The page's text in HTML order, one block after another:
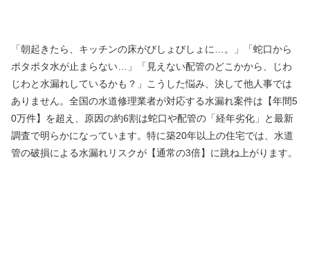
「朝起きたら、キッチンの床がびしょびしょに…。」「蛇口から
ポタポタ水が止まらない…」「見えない配管のどこかから、じわ
じわと水漏れしているかも？」こうした悩み、決して他人事では
ありません。全国の水道修理業者が対応する水漏れ案件は【年間5
0万件】を超え、原因の約6割は蛇口や配管の「経年劣化」と最新
調査で明らかになっています。特に築20年以上の住宅では、水道
管の破損による水漏れリスクが【通常の3倍】に跳ね上がります。